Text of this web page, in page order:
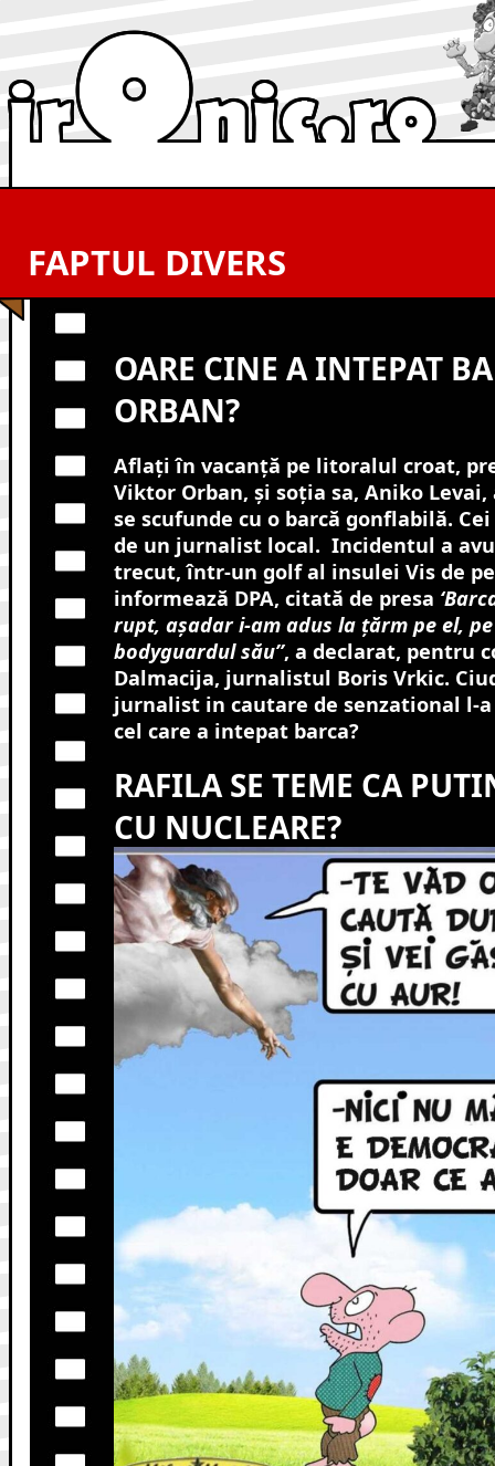
FAPTUL DIVERS
OARE CINE A INTEPAT
ORBAN?
Aflați în vacanţă pe litoralul croat,
Viktor Orban, și soția sa, Aniko Levai,
se scufunde cu o barcă gonflabilă.
de un jurnalist local. Incidentul a
trecut, într-un golf al insulei Vis de
informează DPA, citată de presa
rupt, aşadar i-am adus la ţărm pe el,
bodyguardul său”, a declarat, pentru
Dalmacija, jurnalistul Boris Vrkic.
jurnalist in cautare de senzational l-
cel care a intepat barca?
RAFILA SE TEME CA
CU NUCLEARE?